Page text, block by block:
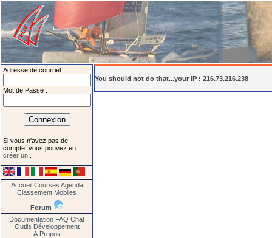
Adresse de courriel :
Mot de Passe :
Si vous n'avez pas de
compte, vous pouvez en
créer un
Accueil Courses Agenda
Classement Mobiles
Forum
Documentation FAQ Chat
Outils Développement
A Propos
You should not do that...your IP : 216.73.216.238